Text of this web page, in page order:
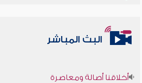
البث المباشر
أخلاقنا أصالة ومعاصرة